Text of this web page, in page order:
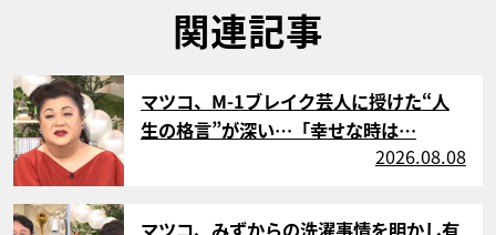
関連記事
サムネイル
マツコ、M-1ブレイク芸人に授けた“人
生の格言”が深い…「幸せな時は…
2026.08.08
サムネイル
マツコ、みずからの洗濯事情を明かし有